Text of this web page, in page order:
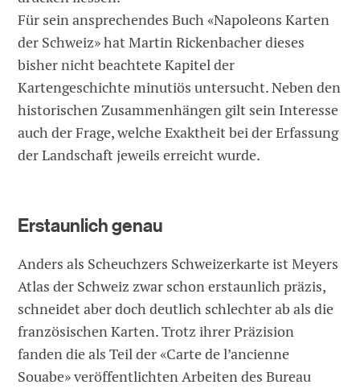
Für sein ansprechendes Buch «Napoleons Karten
der Schweiz» hat Martin Rickenbacher dieses
bisher nicht beachtete Kapitel der
Kartengeschichte minutiös untersucht. Neben den
historischen Zusammenhängen gilt sein Interesse
auch der Frage, welche Exaktheit bei der Erfassung
der Landschaft jeweils erreicht wurde.
Erstaunlich genau
Anders als Scheuchzers Schweizerkarte ist Meyers
Atlas der Schweiz zwar schon erstaunlich präzis,
schneidet aber doch deutlich schlechter ab als die
französischen Karten. Trotz ihrer Präzision
fanden die als Teil der «Carte de l’ancienne
Souabe» veröffentlichten Arbeiten des Bureau